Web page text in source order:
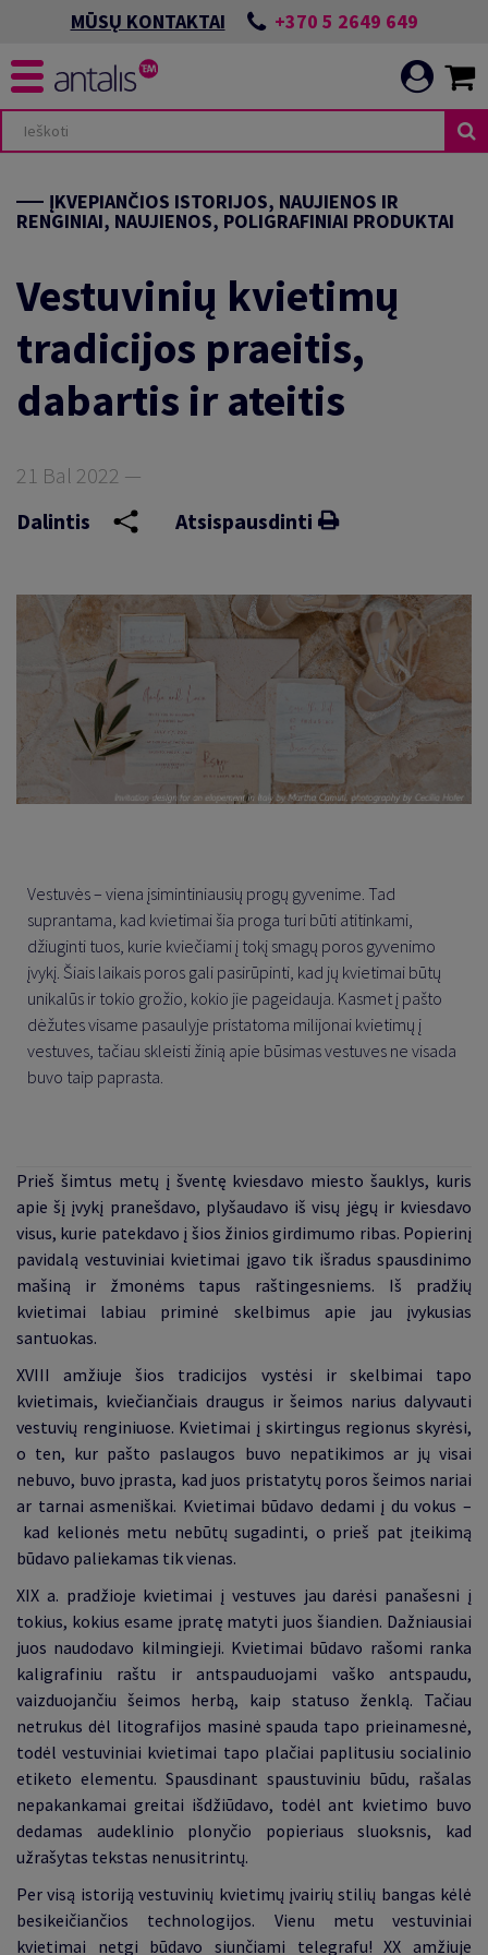
MŪSŲ KONTAKTAI +370 5 2649 649
ĮKVEPIANČIOS ISTORIJOS, NAUJIENOS IR
RENGINIAI, NAUJIENOS, POLIGRAFINIAI PRODUKTAI
Vestuvinių kvietimų
tradicijos praeitis,
dabartis ir ateitis
21 Bal 2022 —
Dalintis
Atsispausdinti
Vestuvės – viena įsimintiniausių progų gyvenime. Tad
suprantama, kad kvietimai šia proga turi būti atitinkami,
džiuginti tuos, kurie kviečiami į tokį smagų poros gyvenimo
įvykį. Šiais laikais poros gali pasirūpinti, kad jų kvietimai būtų
unikalūs ir tokio grožio, kokio jie pageidauja. Kasmet į pašto
dėžutes visame pasaulyje pristatoma milijonai kvietimų į
vestuves, tačiau skleisti žinią apie būsimas vestuves ne visada
buvo taip paprasta.
Prieš šimtus metų į šventę kviesdavo miesto šauklys, kuris
apie šį įvykį pranešdavo, plyšaudavo iš visų jėgų ir kviesdavo
visus, kurie patekdavo į šios žinios girdimumo ribas. Popierinį
pavidalą vestuviniai kvietimai įgavo tik išradus spausdinimo
mašiną ir žmonėms tapus raštingesniems. Iš pradžių
kvietimai labiau priminė skelbimus apie jau įvykusias
santuokas.
XVIII amžiuje šios tradicijos vystėsi ir skelbimai tapo
kvietimais, kviečiančiais draugus ir šeimos narius dalyvauti
vestuvių renginiuose. Kvietimai į skirtingus regionus skyrėsi,
o ten, kur pašto paslaugos buvo nepatikimos ar jų visai
nebuvo, buvo įprasta, kad juos pristatytų poros šeimos nariai
ar tarnai asmeniškai. Kvietimai būdavo dedami į du vokus –
kad kelionės metu nebūtų sugadinti, o prieš pat įteikimą
būdavo paliekamas tik vienas.
XIX a. pradžioje kvietimai į vestuves jau darėsi panašesni į
tokius, kokius esame įpratę matyti juos šiandien. Dažniausiai
juos naudodavo kilmingieji. Kvietimai būdavo rašomi ranka
kaligrafiniu raštu ir antspauduojami vaško antspaudu,
vaizduojančiu šeimos herbą, kaip statuso ženklą. Tačiau
netrukus dėl litografijos masinė spauda tapo prieinamesnė,
todėl vestuviniai kvietimai tapo plačiai paplitusiu socialinio
etiketo elementu. Spausdinant spaustuviniu būdu, rašalas
nepakankamai greitai išdžiūdavo, todėl ant kvietimo buvo
dedamas audeklinio plonyčio popieriaus sluoksnis, kad
užrašytas tekstas nenusitrintų.
Per visą istoriją vestuvinių kvietimų įvairių stilių bangas kėlė
besikeičiančios technologijos. Vienu metu vestuviniai
kvietimai netgi būdavo siunčiami telegrafu! XX amžiuje